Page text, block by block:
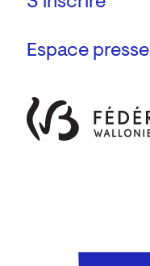
Espace presse